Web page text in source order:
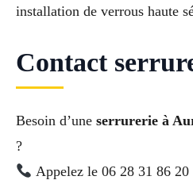
installation de verrous haute
Contact
Besoin d’une serrurerie à
?
Appelez le 06 28 31 86 20